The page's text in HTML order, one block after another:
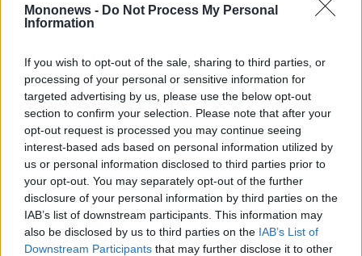
Mononews - Do Not Process My Personal
Information
If you wish to opt-out of the sale, sharing to third parties, or
processing of your personal or sensitive information for
targeted advertising by us, please use the below opt-out
section to confirm your selection. Please note that after your
opt-out request is processed you may continue seeing
interest-based ads based on personal information utilized by
us or personal information disclosed to third parties prior to
your opt-out. You may separately opt-out of the further
disclosure of your personal information by third parties on the
IAB’s list of downstream participants. This information may
also be disclosed by us to third parties on the IAB’s List of
Downstream Participants that may further disclose it to other